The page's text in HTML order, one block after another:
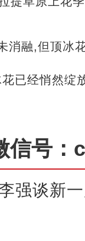
已经悄然绽
信号
强谈新